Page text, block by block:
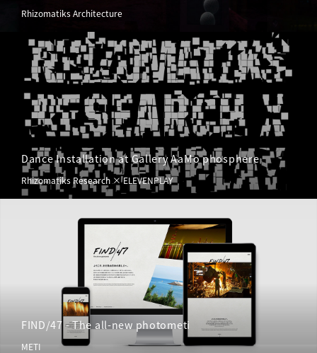
Rhizomatiks Architecture
Dance Installation at Gallery AaMo phosphere
Rhizomatiks Research × ELEVENPLAY
FIND/47 - The all-new photometi
METI